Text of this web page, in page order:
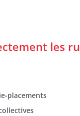
les
placements